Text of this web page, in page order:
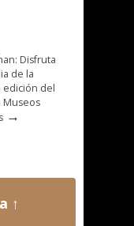
Disfruta
de la
edición del
Museos
→
↑